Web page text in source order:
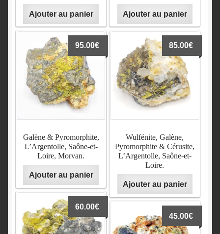
Ajouter au panier Ajouter au panier
Galène & Pyromorphite,
L’Argentolle, Saône-et-
Loire, Morvan.
95.00€
Ajouter au panier
Wulfénite, Galène,
Pyromorphite & Cérusite,
L’Argentolle, Saône-et-
Loire.
85.00€
Ajouter au panier
60.00€
45.00€